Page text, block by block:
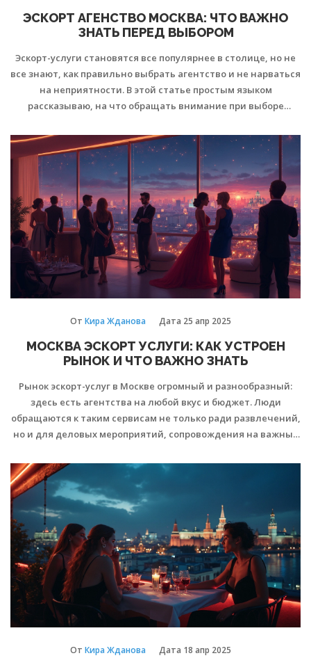
ЭСКОРТ АГЕНСТВО МОСКВА: ЧТО ВАЖНО
ЗНАТЬ ПЕРЕД ВЫБОРОМ
Эскорт-услуги становятся все популярнее в столице, но не
все знают, как правильно выбрать агентство и не нарваться
на неприятности. В этой статье простым языком
рассказываю, на что обращать внимание при выборе
тонкости стоит учитывать для безопасности и комфорта.
Привожу реальные советы и факты, чтобы упростить поиск
надежного агентства. Благодаря этой информации, вы
сможете избежать распространённых ошибок и найти
вариант под свои запросы.
От Кира Жданова Дата 25 апр 2025
МОСКВА ЭСКОРТ УСЛУГИ: КАК УСТРОЕН
РЫНОК И ЧТО ВАЖНО ЗНАТЬ
Рынок эскорт-услуг в Москве огромный и разнообразный:
здесь есть агентства на любой вкус и бюджет. Люди
обращаются к таким сервисам не только ради развлечений,
но и для деловых мероприятий, сопровождения на важные
этот рынок, чего ожидать от сервиса, как выбирают эскорт в
столице и на что обратить внимание ради своей
безопасности и комфорта. Приведем реальные советы и
лайфхаки, чтобы опыт оказался только положительным.
От Кира Жданова Дата 18 апр 2025